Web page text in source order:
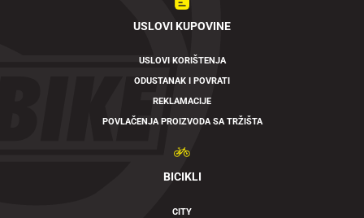
USLOVI KUPOVINE
USLOVI KORIŠTENJA
ODUSTANAK I POVRATI
REKLAMACIJE
POVLAČENJA PROIZVODA SA TRŽIŠTA
BICIKLI
CITY